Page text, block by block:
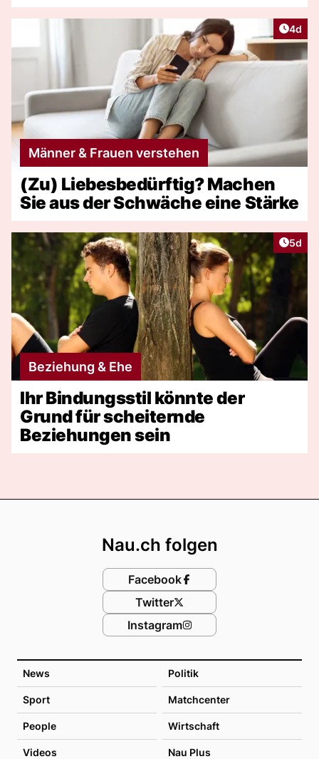
4d
Männer & Frauen verstehen
(Zu) Liebesbedürftig? Machen
Sie aus der Schwäche eine Stärke
5d
Beziehung & Ehe
Ihr Bindungsstil könnte der
Grund für scheiternde
Beziehungen sein
News Politik
Sport Matchcenter
People Wirtschaft
Videos Nau Plus
Nau.ch folgen
Facebook
Twitter
Instagram